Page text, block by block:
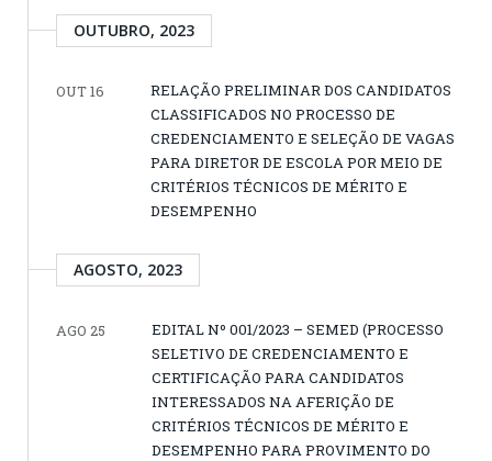
OUTUBRO, 2023
OUT 16
RELAÇÃO PRELIMINAR DOS CANDIDATOS
CLASSIFICADOS NO PROCESSO DE
CREDENCIAMENTO E SELEÇÃO DE VAGAS
PARA DIRETOR DE ESCOLA POR MEIO DE
CRITÉRIOS TÉCNICOS DE MÉRITO E
DESEMPENHO
AGOSTO, 2023
AGO 25
EDITAL Nº 001/2023 – SEMED (PROCESSO
SELETIVO DE CREDENCIAMENTO E
CERTIFICAÇÃO PARA CANDIDATOS
INTERESSADOS NA AFERIÇÃO DE
CRITÉRIOS TÉCNICOS DE MÉRITO E
DESEMPENHO PARA PROVIMENTO DO